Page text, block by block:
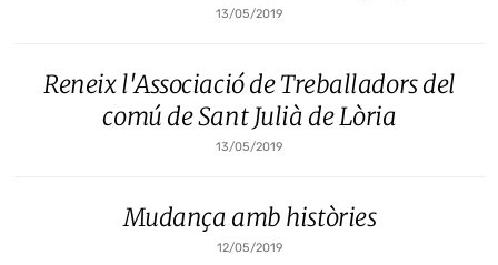
13/05/2019
Reneix l'Associació de Treballadors del
comú de Sant Julià de Lòria
13/05/2019
Mudança amb històries
12/05/2019